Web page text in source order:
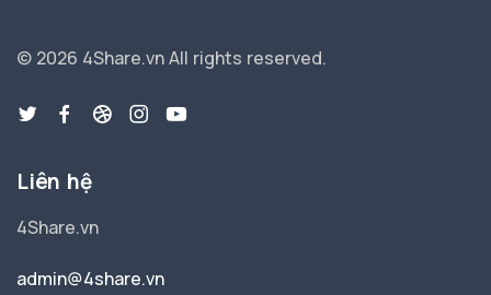
© 2026 4Share.vnAll rights reserved.
Liên hệ
4Share.vn
admin@4share.vn